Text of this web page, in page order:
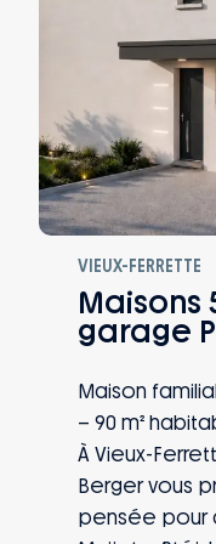
VIEUX-FERRETTE
Maisons
garage
Maison
– 90 m²
À Vieux-
Berger vous
pensée pour